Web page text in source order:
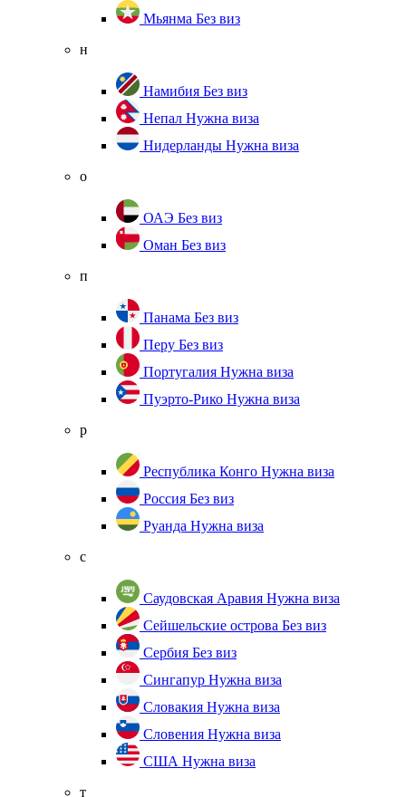
Мьянма Без виз
н
Намибия Без виз
Непал Нужна виза
Нидерланды Нужна виза
о
ОАЭ Без виз
Оман Без виз
п
Панама Без виз
Перу Без виз
Португалия Нужна виза
Пуэрто-Рико Нужна виза
р
Республика Конго Нужна виза
Россия Без виз
Руанда Нужна виза
с
Саудовская Аравия Нужна виза
Сейшельские острова Без виз
Сербия Без виз
Сингапур Нужна виза
Словакия Нужна виза
Словения Нужна виза
США Нужна виза
т